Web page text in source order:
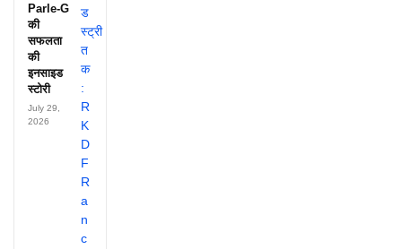
Parle-G
की
सफलता
की
इनसाइड
स्टोरी
July 29,
2026